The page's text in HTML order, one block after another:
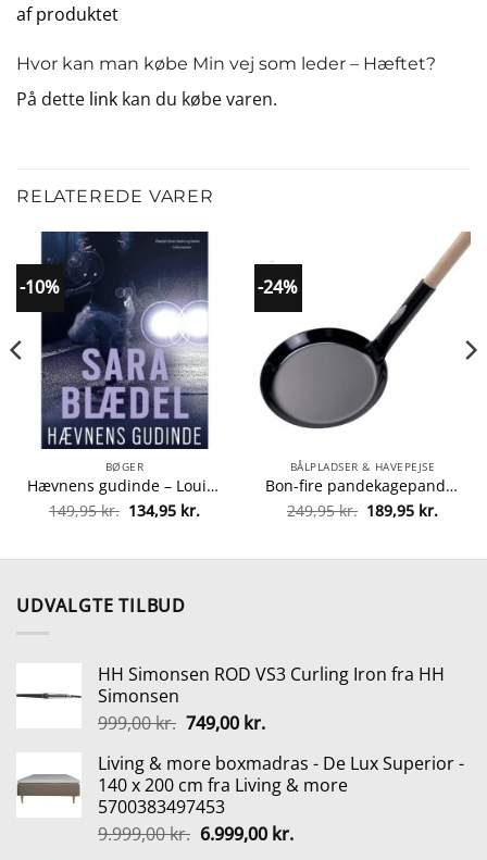
af produktet
Hvor kan man købe Min vej som leder – Hæftet?
På dette link kan du købe varen.
RELATEREDE VARER
-10%
BØGER
Hævnens gudinde – Louise Rick 5 – Paperback fra 9788771080711
149,95kr. Den
oprindelige
149,95 kr..
134,95 kr.
aktuelle
134,95 kr..
-24%
BÅLPLADSER & HAVEPEJSE
Bon-fire pandekagepande fra Bon-fire 5708085100091
249,95kr. Den
oprindelige
249,95 kr..
189,95 kr.
UDVALGTE TILBUD
HH Simonsen ROD VS3 Curling Iron fra HH
Simonsen
999,00kr. Den
pris
var:
999,00 kr..
749,00 kr.Den
pris
er:
Living & more boxmadras - De Lux Superior -
140 x 200 cm fra Living & more
5700383497453
9.999,00kr. Den
6.999,00 kr.Den